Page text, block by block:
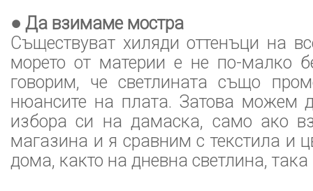
● Да взимаме мостра
Съществуват хиляди оттенъци на
морето от материи е не по-малко
говорим, че светлината също
нюансите на плата. Затова можем
избора си на дамаска, само ако
магазина и я сравним с текстила и
дома, както на дневна светлина,